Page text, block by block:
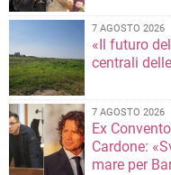
7 AGOSTO 2026
«Il futuro
centrali
7 AGOSTO 2026
Ex
Cardone:
mare per